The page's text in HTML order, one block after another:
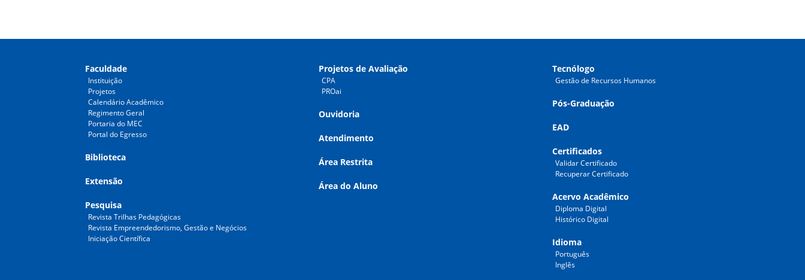
Faculdade
Instituição
Projetos
Calendário Acadêmico
Regimento Geral
Portaria do MEC
Portal do Egresso
Biblioteca
Extensão
Pesquisa
Revista Trilhas Pedagógicas
Revista Empreendedorismo, Gestão e Negócios
Iniciação Científica
Projetos de Avaliação
CPA
PROai
Ouvidoria
Atendimento
Área Restrita
Área do Aluno
Tecnólogo
Gestão de Recursos Humanos
Pós-Graduação
EAD
Certificados
Validar Certificado
Recuperar Certificado
Acervo Acadêmico
Diploma Digital
Histórico Digital
Idioma
Português
Inglês